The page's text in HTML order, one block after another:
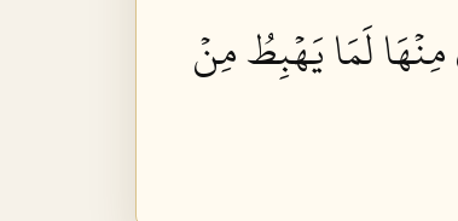
لَمَا يَهۡبِطُ مِنۡ